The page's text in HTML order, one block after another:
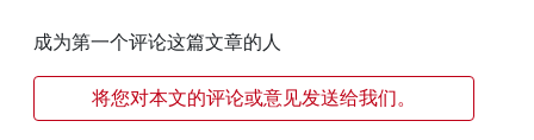
成为第一个评论这篇文章的人
将您对本文的评论或意见发送给我们。